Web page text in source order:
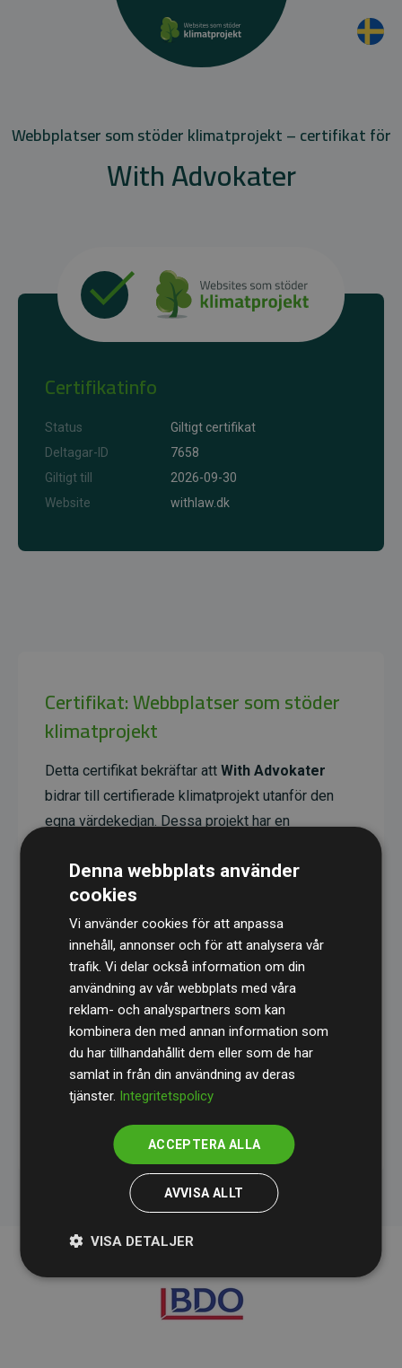
Webbplatser som stöder klimatprojekt – certifikat för
With Advokater
Certifikatinfo
Status
Giltigt certifikat
Deltagar-ID
7658
Giltigt till
2026-09-30
Website
withlaw.dk
Certifikat: Webbplatser som stöder
klimatprojekt
Detta certifikat bekräftar att With Advokater
bidrar till certifierade klimatprojekt utanför den
egna värdekedjan. Dessa projekt har en
genomsnitt motsvarar dubbelt så mycket CO₂
som webbplatsens beräknade utsläpp.
Alla projekt verifieras genomGold Standard
vilket säkerställer hög kvalitet, faktisk klimatnytta
och full transparens. Du kan läsa mer om de
specifika projektenhär.
initiativet Webbplatser som stöder klimatprojekt
Denna webbplats använder
cookies
Vi använder cookies för att anpassa
innehåll, annonser och för att analysera vår
trafik. Vi delar också information om din
användning av vår webbplats med våra
reklam- och analyspartners som kan
kombinera den med annan information som
du har tillhandahållit dem eller som de har
samlat in från din användning av deras
tjänster. Integritetspolicy
ACCEPTERA ALLA
AVVISA ALLT
VISA DETALJER